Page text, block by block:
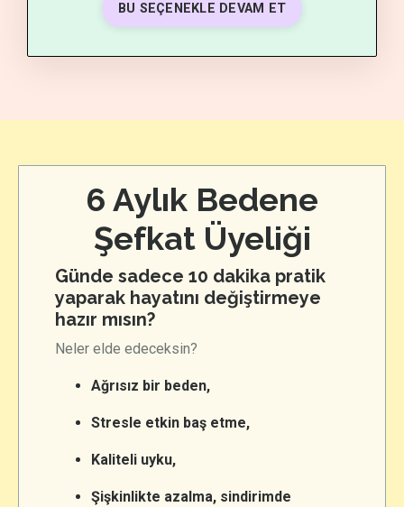
BU SEÇENEKLE DEVAM ET
6 Aylık Bedene
Şefkat Üyeliği
Günde sadece 10 dakika pratik
yaparak hayatını değiştirmeye
hazır mısın?
Neler elde edeceksin?
Ağrısız bir beden,
Stresle etkin baş etme,
Kaliteli uyku,
Şişkinlikte azalma, sindirimde